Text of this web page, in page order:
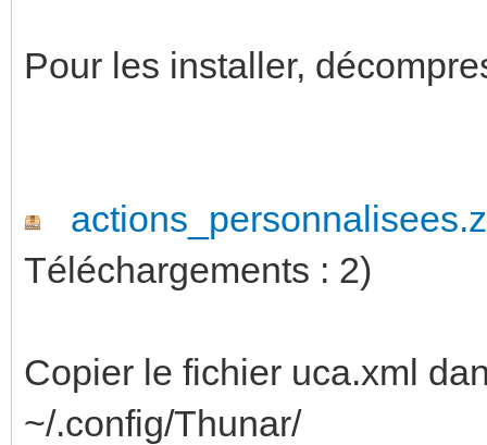
Pour les installer,
Téléchargements : 2)
Copier le fichier uca.xml
~/.config/Thunar/